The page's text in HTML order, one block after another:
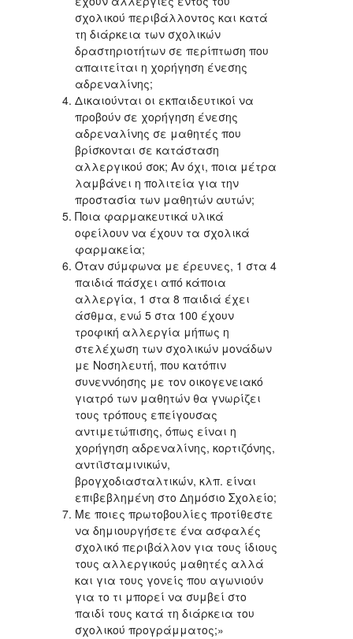
σχολικού περιβάλλοντος και κατά
τη διάρκεια των σχολικών
δραστηριοτήτων σε περίπτωση που
απαιτείται η χορήγηση ένεσης
αδρεναλίνης;
Δικαιούνται οι εκπαιδευτικοί να
προβούν σε χορήγηση ένεσης
αδρεναλίνης σε μαθητές που
βρίσκονται σε κατάσταση
αλλεργικού σοκ; Αν όχι, ποια μέτρα
λαμβάνει η πολιτεία για την
προστασία των μαθητών αυτών;
Ποια φαρμακευτικά υλικά
οφείλουν να έχουν τα σχολικά
φαρμακεία;
Όταν σύμφωνα με έρευνες, 1 στα 4
παιδιά πάσχει από κάποια
αλλεργία, 1 στα 8 παιδιά έχει
άσθμα, ενώ 5 στα 100 έχουν
τροφική αλλεργία μήπως η
στελέχωση των σχολικών μονάδων
με Νοσηλευτή, που κατόπιν
συνεννόησης με τον οικογενειακό
γιατρό των μαθητών θα γνωρίζει
τους τρόπους επείγουσας
αντιμετώπισης, όπως είναι η
χορήγηση αδρεναλίνης, κορτιζόνης,
αντιϊσταμινικών,
βρογχοδιασταλτικών, κλπ. είναι
επιβεβλημένη στο Δημόσιο Σχολείο;
Με ποιες πρωτοβουλίες προτίθεστε
να δημιουργήσετε ένα ασφαλές
σχολικό περιβάλλον για τους ίδιους
τους αλλεργικούς μαθητές αλλά
και για τους γονείς που αγωνιούν
για το τι μπορεί να συμβεί στο
παιδί τους κατά τη διάρκεια του
σχολικού προγράμματος;»